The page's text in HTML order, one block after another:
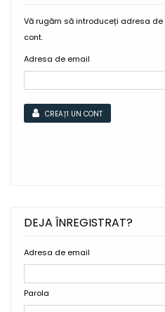
Vă rugăm să introduceți adresa
cont.
Adresa de email
CREAȚI UN CONT
DEJA ÎNREGISTRAT?
Adresa de email
Parola